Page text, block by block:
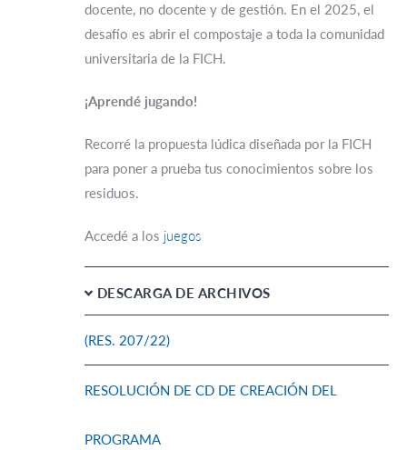
docente, no docente y de gestión. En el 2025, el
desafío es abrir el compostaje a toda la comunidad
universitaria de la FICH.
¡Aprendé jugando!
Recorré la propuesta lúdica diseñada por la FICH
para poner a prueba tus conocimientos sobre los
residuos.
Accedé a los juegos
DESCARGA DE ARCHIVOS
(RES. 207/22)
RESOLUCIÓN DE CD DE CREACIÓN DEL
PROGRAMA